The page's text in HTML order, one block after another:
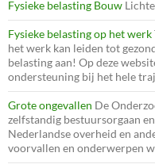
Fysieke belasting Bouw
Fysieke belasting op het werk
het werk kan leiden tot
belasting aan! Op deze
ondersteuning bij het hele
Grote ongevallen De
zelfstandig bestuursorgaan
Nederlandse overheid en
voorvallen en onderwerpen